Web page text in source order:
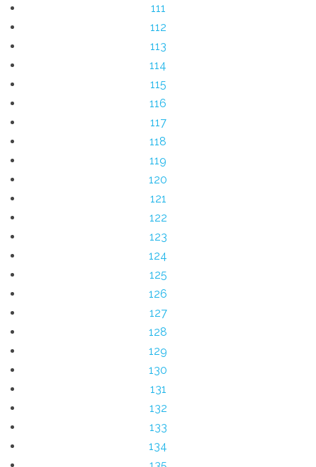
111
112
113
114
115
116
117
118
119
120
121
122
123
124
125
126
127
128
129
130
131
132
133
134